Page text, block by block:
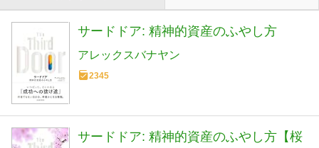
サードドア: 精神的資産のふやし方
アレックスバナヤン
2345
サードドア: 精神的資産のふやし方【桜